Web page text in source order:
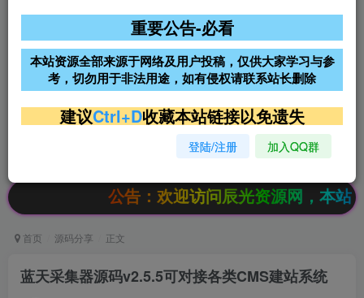
阿里云2核2G200M服务器68元/
年
雨云高防免备案服务器
超低价文字广告位招租 超低价文字广告位招租
超低价文字广告位招租
公告：欢迎访问辰光资源网，本站会员
首页 源码分享 正文
蓝天采集器源码v2.5.5可对接各类CMS建站系统
重要公告-必看
本站资源全部来源于网络及用户投稿，仅供大家学习与参
考，切勿用于非法用途，如有侵权请联系站长删除
建议Ctrl+D收藏本站链接以免遗失
登陆/注册 加入QQ群